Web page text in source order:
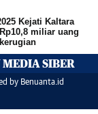
Kejati Kaltara
miliar uang
SIBER
by Benuanta.id